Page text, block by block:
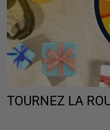
TOURNEZ LA